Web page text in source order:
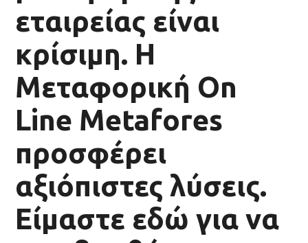
εταιρείας είναι
κρίσιμη. Η
Μεταφορική On
Line Metafores
προσφέρει
αξιόπιστες λύσεις.
Είμαστε εδώ για να